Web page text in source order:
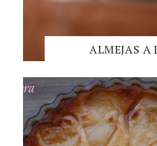
ALMEJAS A